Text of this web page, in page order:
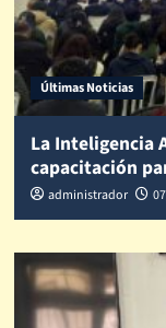
Últimas Noticias
La Inteligencia
capacitación
administrador